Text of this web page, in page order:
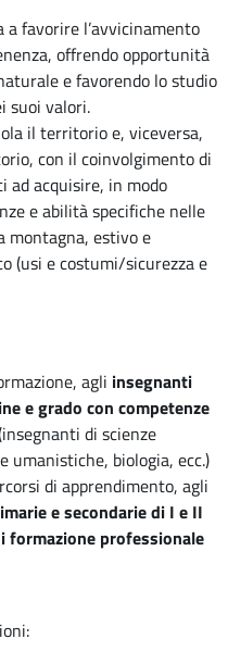
favorire l’avvicinamento
offrendo opportunità
e favorendo lo studio
suoi valori.
il territorio e, viceversa,
con il coinvolgimento di
acquisire, in modo
e abilità specifiche nelle
estivo e
(usi e costumi/sicurezza e
agli insegnanti
e grado con competenze
di scienze
umanistiche, biologia, ecc.)
di apprendimento, agli
e secondarie di I e II
professionale